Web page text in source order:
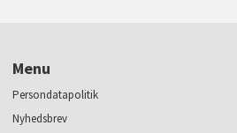
Menu
Persondatapolitik
Nyhedsbrev